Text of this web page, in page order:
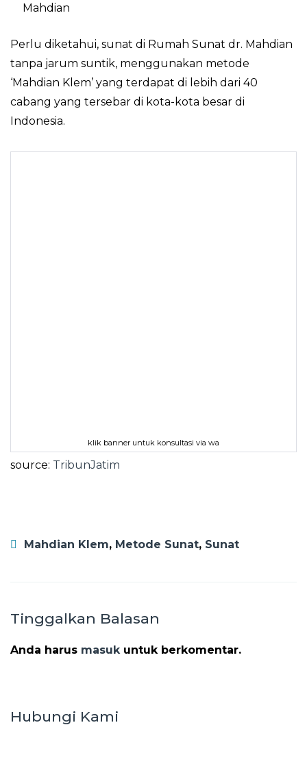
Mahdian
Perlu diketahui, sunat di Rumah Sunat dr. Mahdian
tanpa jarum suntik, menggunakan metode
‘Mahdian Klem’ yang terdapat di lebih dari 40
cabang yang tersebar di kota-kota besar di
Indonesia.
klik banner untuk konsultasi via wa
source: TribunJatim
Mahdian Klem, Metode Sunat, Sunat
Tinggalkan Balasan
Anda harus masuk untuk berkomentar.
Hubungi Kami